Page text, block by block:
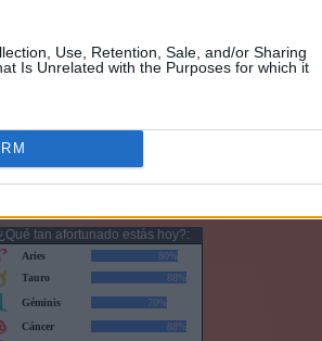
Use, Retention, Sale, and/or Sharing
Is Unrelated with the Purposes for which it
con puntuaciones
¿Qué tan afortunado estás hoy?: